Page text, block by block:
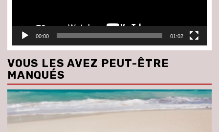
00:00 01:02
VOUS LES AVEZ PEUT-ÊTRE
MANQUÉS